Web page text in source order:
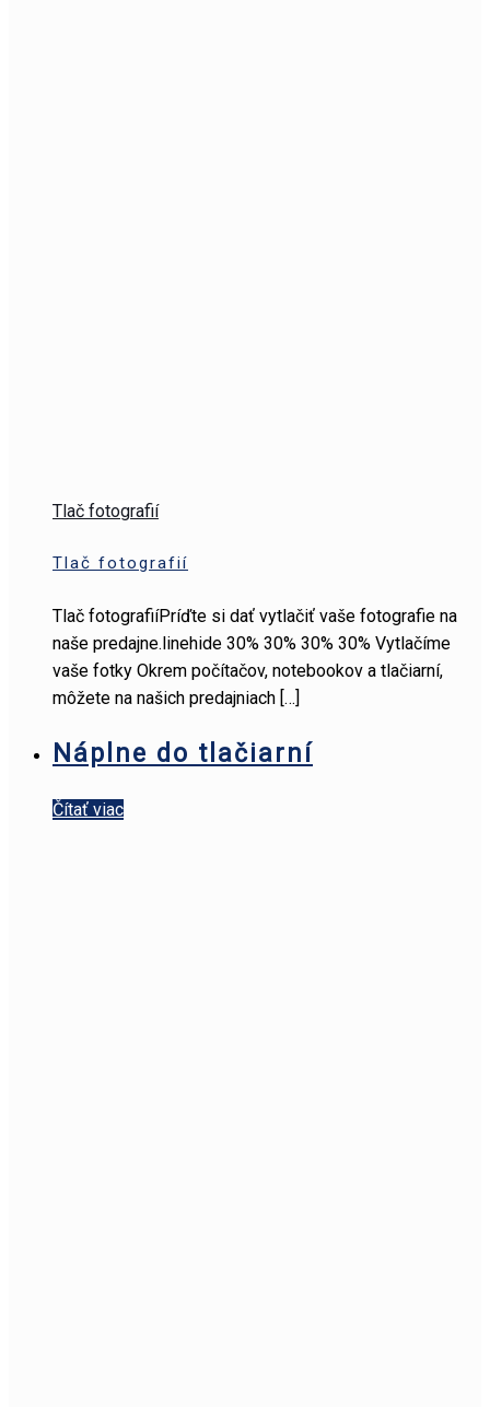
Tlač fotografií
Tlač fotografií
Tlač fotografiíPríďte si dať vytlačiť vaše fotografie na
naše predajne.linehide 30% 30% 30% 30% Vytlačíme
vaše fotky Okrem počítačov, notebookov a tlačiarní,
môžete na našich predajniach […]
Náplne do tlačiarní
Čítať viac